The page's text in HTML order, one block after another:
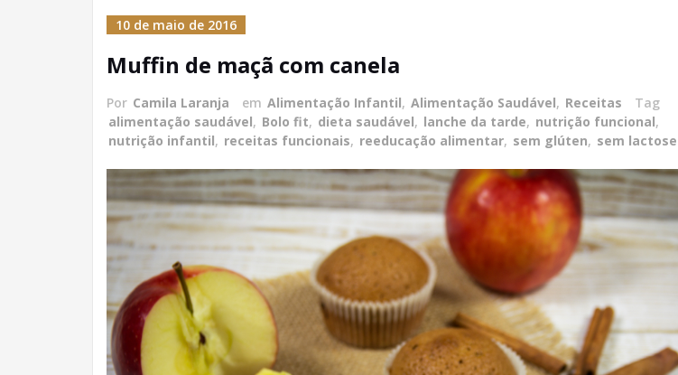
10 de maio de 2016
Muffin de maçã com canela
Por Camila Laranja em Alimentação Infantil, Alimentação Saudável, Receitas
Tag
alimentação saudável, Bolo fit, dieta saudável, lanche da tarde, nutrição funcional,
nutrição infantil, receitas funcionais, reeducação alimentar, sem glúten, sem lactose